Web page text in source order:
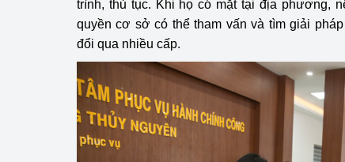
trình, thủ tục. Khi họ có mặt tại địa phương,
quyền cơ sở có thể tham vấn và tìm giải
đổi qua nhiều cấp.